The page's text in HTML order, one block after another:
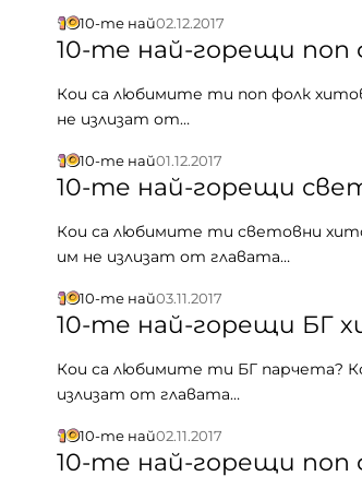
10-те най02.12.2017
10-те най-горещи поп
Кои са любимите ти поп фолк
не излизат от…
10-те най01.12.2017
10-те най-горещи
Кои са любимите ти световни
им не излизат от главата…
10-те най03.11.2017
10-те най-горещи БГ
Кои са любимите ти БГ парчета?
излизат от главата…
10-те най02.11.2017
10-те най-горещи поп